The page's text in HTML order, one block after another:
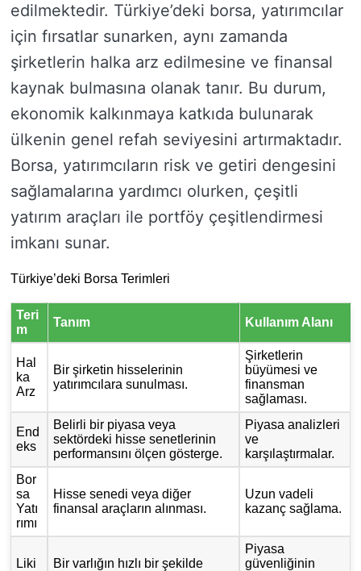
edilmektedir. Türkiye’deki borsa, yatırımcılar
için fırsatlar sunarken, aynı zamanda
şirketlerin halka arz edilmesine ve finansal
kaynak bulmasına olanak tanır. Bu durum,
ekonomik kalkınmaya katkıda bulunarak
ülkenin genel refah seviyesini artırmaktadır.
Borsa, yatırımcıların risk ve getiri dengesini
sağlamalarına yardımcı olurken, çeşitli
yatırım araçları ile portföy çeşitlendirmesi
imkanı sunar.
Türkiye’deki Borsa Terimleri
Teri
m
Tanım Kullanım Alanı
Hal
ka
Arz
Bir şirketin hisselerinin
yatırımcılara sunulması.
Şirketlerin
büyümesi ve
finansman
sağlaması.
End
eks
Belirli bir piyasa veya
sektördeki hisse senetlerinin
performansını ölçen gösterge.
Piyasa analizleri
ve
karşılaştırmalar.
Bor
sa
Yatı
rımı
Hisse senedi veya diğer
finansal araçların alınması.
Uzun vadeli
kazanç sağlama.
Liki
Bir varlığın hızlı bir şekilde
Piyasa
güvenliğinin